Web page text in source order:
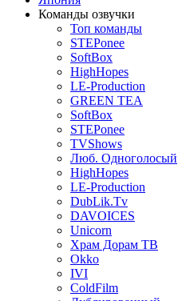
Команды озвучки
Топ команды
STEPonee
SoftBox
HighHopes
LE-Production
GREEN TEA
SoftBox
STEPonee
TVShows
Люб. Одноголосый
HighHopes
LE-Production
DubLik.Tv
DAVOICES
Unicorn
Храм Дорам ТВ
Okko
IVI
ColdFilm